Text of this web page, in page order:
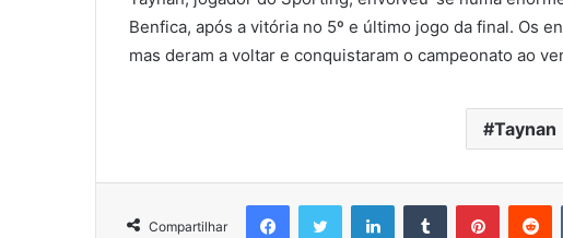
Benfica, após a vitória no 5º e último jogo da final. Os
mas deram a voltar e conquistaram o campeonato ao
Taynan
Compartilhar
FacebookTwitter LinkedinTumblr Pinterest